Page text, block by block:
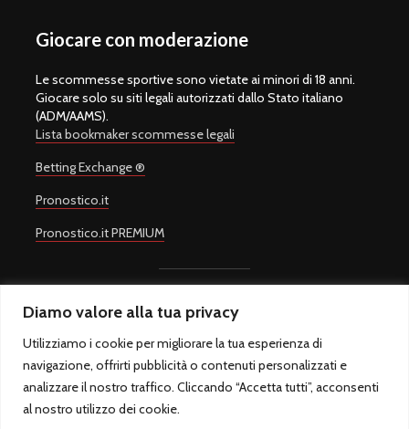
Diamo valore alla tua privacy
Utilizziamo i cookie per migliorare la tua esperienza di
navigazione, offrirti pubblicità o contenuti personalizzati e
analizzare il nostro traffico. Cliccando “Accetta tutti”, acconsenti
al nostro utilizzo dei cookie.
Giocare con moderazione
Le scommesse sportive sono vietate ai minori di 18 anni.
Giocare solo su siti legali autorizzati dallo Stato italiano
(ADM/AAMS).
Lista bookmaker scommesse legali
Betting Exchange ®
Pronostico.it
Pronostico.it PREMIUM
Copyright © 2008-2026.Quote Scommesse Calcio
marchio registrato.
Quote Scommesse Calcio fornisce pronostici sulle principali
competizioni sportive. Il gioco in Italia è regolamentato dall'Agenzia
Dogane e Monopoli ed è riservato ai maggiori di 18 anni.